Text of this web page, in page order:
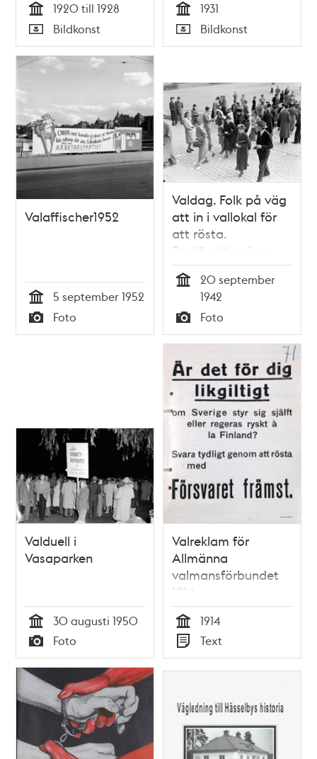
Tid
1920 till 1928
Typ
Bildkonst Tid
1931
Typ
Bildkonst
Valaffischer1952
Tid
5 september 1952
Typ
Foto
Valdag. Folk på väg
att in i vallokal för
att rösta.
Partifunktionärer
från bland andra
Folkpartiet står och
delar ut valsedlar
20 september
1942
Typ
Foto
Valduell i
Vasaparken
Tid
30 augusti 1950
Typ
Foto
Valreklam för
Allmänna
valmansförbundet
1914
Tid
1914
Typ
Text